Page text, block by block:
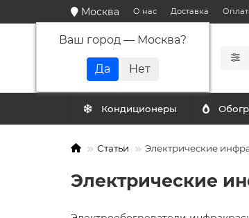
Москва
Ваш город — Москва?
О нас Доставка
Кондиционеры
Статьи Электрические
Электрические